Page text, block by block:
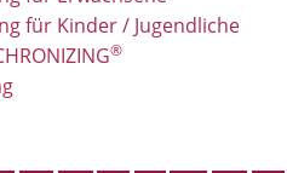
für Kinder / Jugendliche
®